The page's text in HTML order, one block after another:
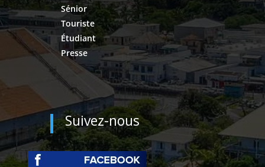
Sénior
Touriste
Étudiant
Presse
Suivez-nous